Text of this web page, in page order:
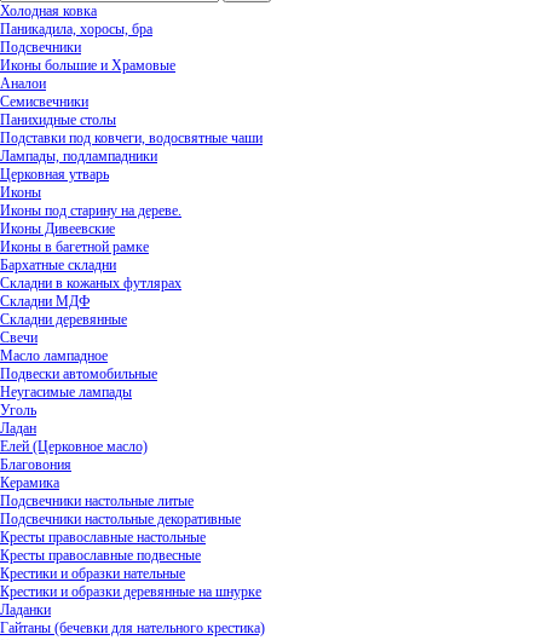
Холодная ковка
Паникадила, хоросы, бра
Подсвечники
Иконы большие и Храмовые
Аналои
Семисвечники
Панихидные столы
Подставки под ковчеги, водосвятные чаши
Лампады, подлампадники
Церковная утварь
Иконы
Иконы под старину на дереве.
Иконы Дивеевские
Иконы в багетной рамке
Бархатные складни
Складни в кожаных футлярах
Складни МДФ
Складни деревянные
Свечи
Масло лампадное
Подвески автомобильные
Неугасимые лампады
Уголь
Ладан
Елей (Церковное масло)
Благовония
Керамика
Подсвечники настольные литые
Подсвечники настольные декоративные
Кресты православные настольные
Кресты православные подвесные
Крестики и образки нательные
Крестики и образки деревянные на шнурке
Ладанки
Гайтаны (бечевки для нательного крестика)